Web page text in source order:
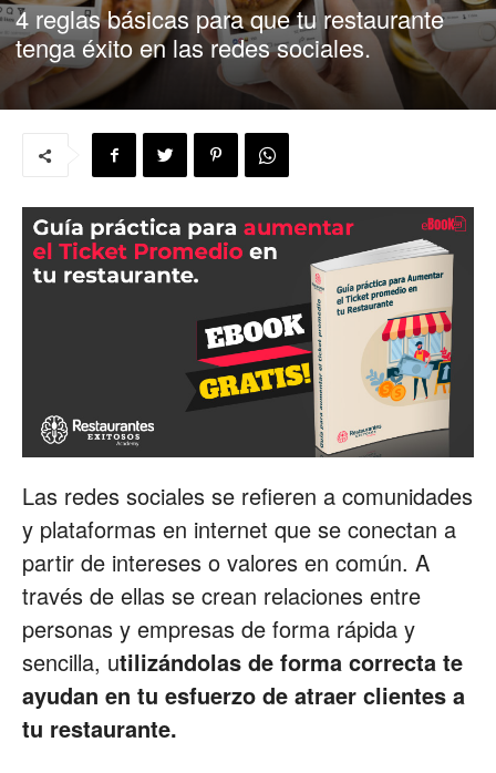
Capacitación
para
Restaurantes
|
Menus
de
Restaurantes
4 reglas básicas para que tu restaurante
tenga éxito en las redes sociales.
Las redes sociales se refieren a comunidades
y plataformas en internet que se conectan a
partir de intereses o valores en común. A
través de ellas se crean relaciones entre
personas y empresas de forma rápida y
sencilla, utilizándolas de forma correcta te
ayudan en tu esfuerzo de atraer clientes a
tu restaurante.